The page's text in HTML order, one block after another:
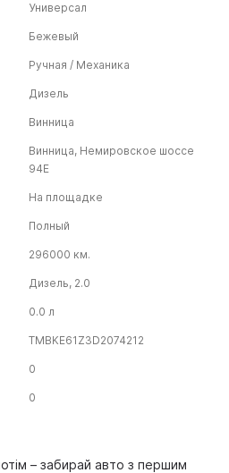
– забирай авто з першим
Универсал
Бежевый
Ручная / Механика
Дизель
Винница
Винница, Немировское шоссе
94Е
На площадке
Полный
296000 км.
Дизель, 2.0
0.0 л
TMBKE61Z3D2074212
0
0